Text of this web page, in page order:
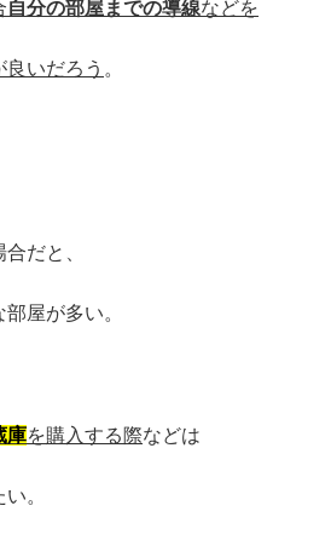
自分の部屋までの導線などを
いだろう 。
合だと、
部屋が多い。
庫を購入する際などは
。